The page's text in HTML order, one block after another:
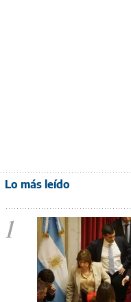
Lo más leído
1